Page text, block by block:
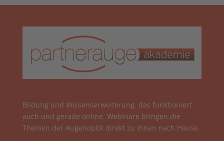
Bildung und Wissenserweiterung, das funktioniert
auch und gerade online. Webinare bringen die
Themen der Augenoptik direkt zu Ihnen nach Hause.